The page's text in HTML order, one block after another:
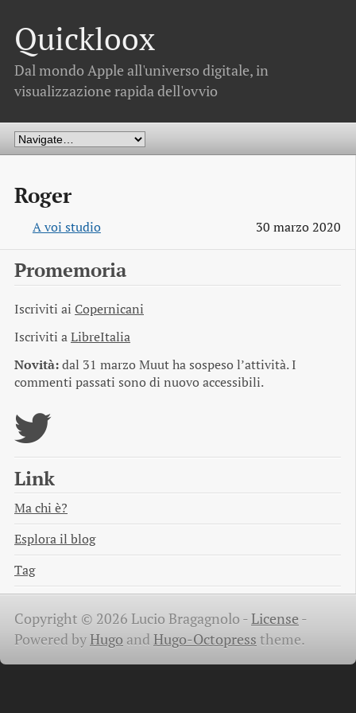
Quickloox
Dal mondo Apple all'universo digitale, in
visualizzazione rapida dell'ovvio
Roger
A voi studio 30 marzo 2020
Promemoria
Iscriviti ai Copernicani
Iscriviti aLibreItalia
Novità:dal 31 marzo Muut ha sospeso l’attività. I
commenti passati sono di nuovo accessibili.
Link
Ma chi è?
Esplora il blog
Tag
Copyright © 2026 Lucio Bragagnolo -License -
Powered byHugo and Hugo-Octopress theme.